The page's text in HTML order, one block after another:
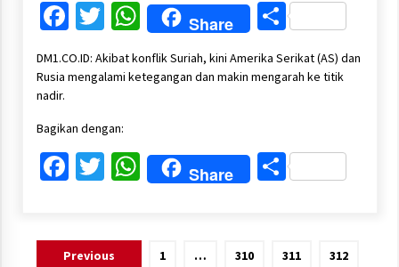
Facebook
Twitter
WhatsApp
Share Share
DM1.CO.ID: Akibat konflik Suriah, kini Amerika Serikat (AS) dan
Rusia mengalami ketegangan dan makin mengarah ke titik
nadir.
Bagikan dengan:
Facebook
Twitter
WhatsApp
Share Share
Paginasi
Previous 1 … 310 311
312